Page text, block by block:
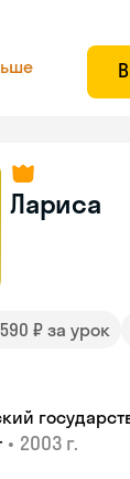
Лариса
₽ за урок
• 2003 г.